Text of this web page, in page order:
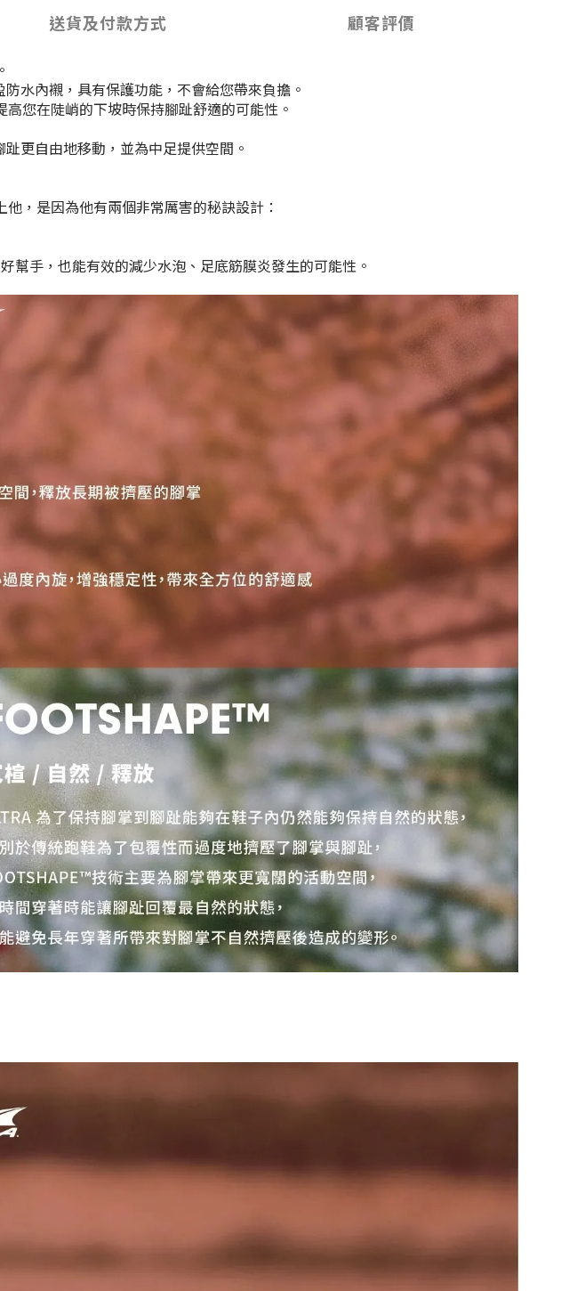
送貨及付款方式 顧客評價
水內襯，具有保護功能，不會給您帶來負擔。
您在陡峭的下坡時保持腳趾舒適的可能性。
更自由地移動，並為中足提供空間。
，是因為他有兩個非常厲害的秘訣設計：
幫手，也能有效的減少水泡、足底筋膜炎發生的可能性。